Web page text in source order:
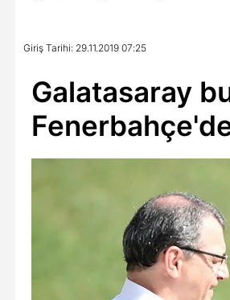
Giriş Tarihi: 29.11.2019 07:25
Galatasaray